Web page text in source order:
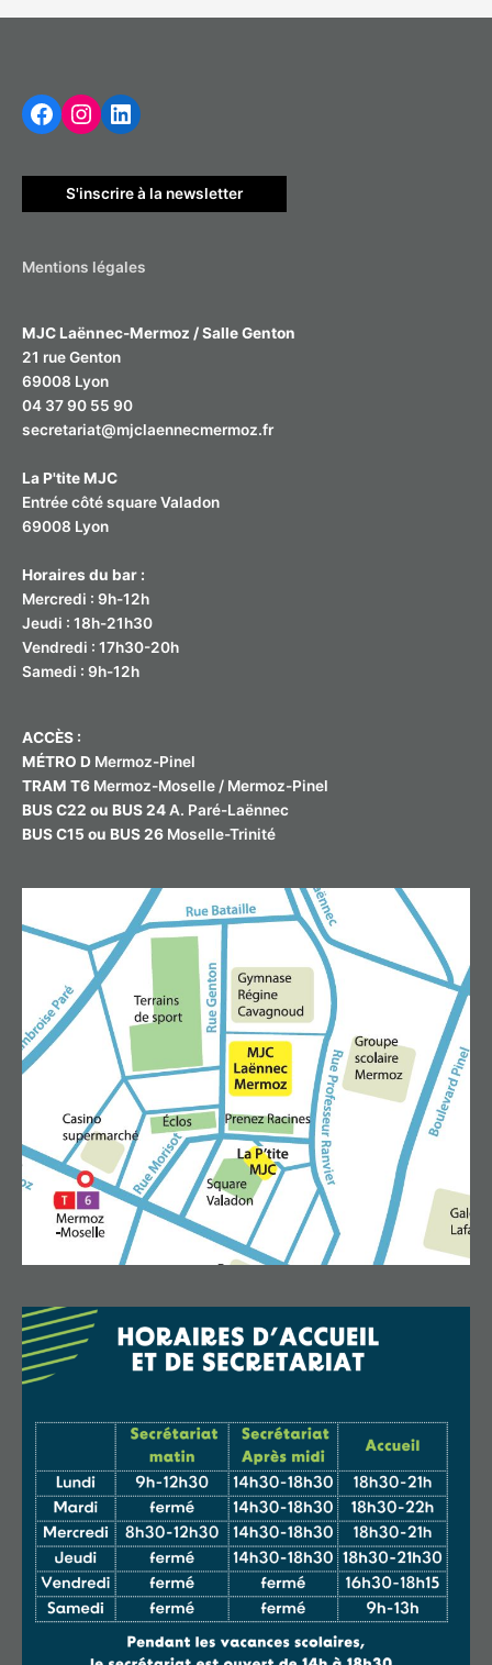
r
h
e
Facebook
Instagram
LinkedIn
S'inscrire à la newsletter
Mentions légales
MJC Laënnec-Mermoz / Salle Genton
21 rue Genton
69008 Lyon
04 37 90 55 90
secretariat@mjclaennecmermoz.fr
La P'tite MJC
Entrée côté square Valadon
69008 Lyon
Horaires du bar :
Mercredi : 9h-12h
Jeudi : 18h-21h30
Vendredi : 17h30-20h
Samedi : 9h-12h
ACCÈS :
MÉTRO D Mermoz-Pinel
TRAM T6 Mermoz-Moselle / Mermoz-Pinel
BUS C22 ou BUS 24 A. Paré-Laënnec
BUS C15 ou BUS 26 Moselle-Trinité